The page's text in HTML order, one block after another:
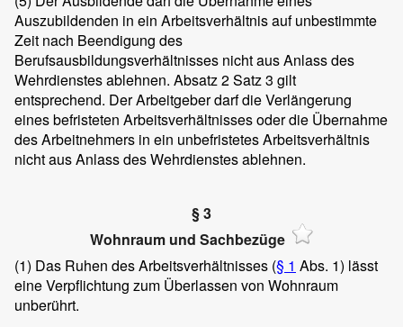
Auszubildenden in ein Arbeitsverhältnis auf unbestimmte
Zeit nach Beendigung des
Berufsausbildungsverhältnisses nicht aus Anlass des
Wehrdienstes ablehnen. Absatz 2 Satz 3 gilt
entsprechend. Der Arbeitgeber darf die Verlängerung
eines befristeten Arbeitsverhältnisses oder die Übernahme
des Arbeitnehmers in ein unbefristetes Arbeitsverhältnis
nicht aus Anlass des Wehrdienstes ablehnen.
§ 3
Wohnraum und Sachbezüge
(1) Das Ruhen des Arbeitsverhältnisses (§ 1 Abs. 1) lässt
eine Verpflichtung zum Überlassen von Wohnraum
unberührt.